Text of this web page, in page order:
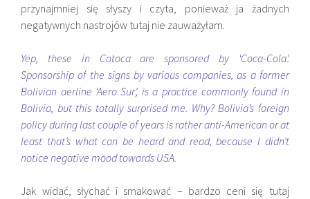
przynajmniej się słyszy i czyta, ponieważ ja żadnych
negatywnych nastrojów tutaj nie zauważyłam.
Yep, these in Cotoca are sponsored by ‘Coca-Cola’.
Sponsorship of the signs by various companies, as a former
Bolivian aerline ‘Aero Sur’, is a practice commonly found in
Bolivia, but this totally surprised me. Why? Bolivia’s foreign
policy during last couple of years is rather anti-American or at
least that’s what can be heard and read, because I didn’t
notice negative mood towards USA.
Jak widać, słychać i smakować – bardzo ceni się tutaj